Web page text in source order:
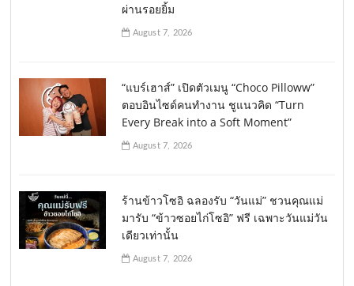
ผ่านรอยยิ้ม
August 7, 2026
“แบร์เฮาส์” เปิดตัวเมนู “Choco Pilloww”
ตอบอินไซด์คนทำงาน ชูแนวคิด “Turn
Every Break into a Soft Moment”
August 7, 2026
ร้านข้าวโซอิ ฉลองรับ “วันแม่” ชวนคุณแม่
มารับ “ข้าวซอยไก่โซอิ” ฟรี เฉพาะวันแม่วัน
เดียวเท่านั้น
August 7, 2026